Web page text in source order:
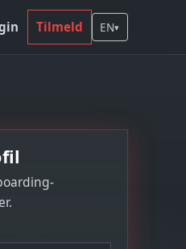
Tilmeld EN▾